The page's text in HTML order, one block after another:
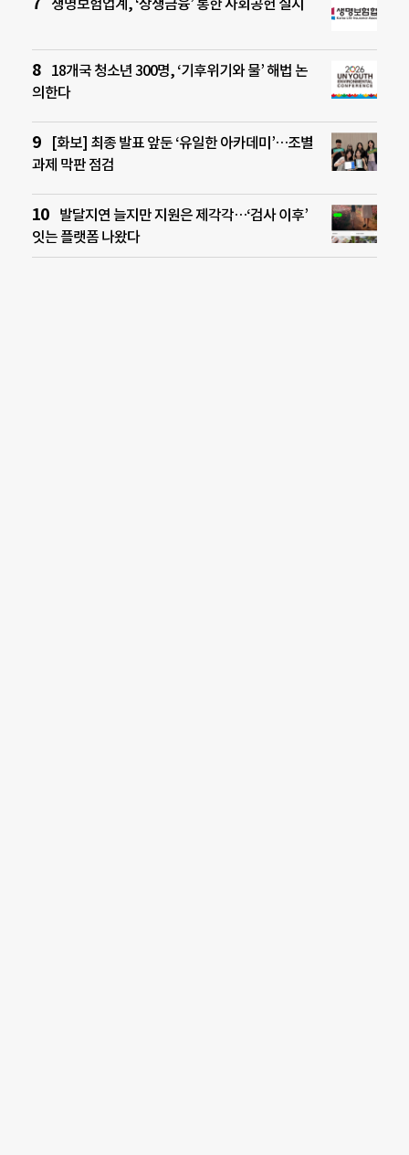
18개국 청소년 300명, ‘기후위기와 물’ 해법 논
의한다
[화보] 최종 발표 앞둔 ‘유일한 아카데미’…조별
과제 막판 점검
발달지연 늘지만 지원은 제각각…‘검사 이후’
잇는 플랫폼 나왔다